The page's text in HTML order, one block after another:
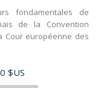
fondamentales de
de la Convention
Cour européenne des
$US